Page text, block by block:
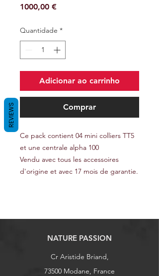
1000,00 €Preço
Quantidade *
Adicionar ao carrinho
Comprar
Ce pack contient 04 mini colliers TT5
et une centrale alpha 100
Vendu avec tous les accessoires
d'origine et avec 17 mois de garantie.
NATURE PASSION
Cr Aristide Briand,
73500 Modane, France
REVIEWS